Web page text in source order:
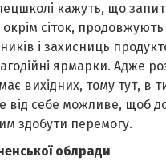
кажуть, що
окрім сіток,
і захисниць
ярмарки. Адже
вихідних, тому тут, в
від себе можливе, щоб
здобути перемогу.
облради